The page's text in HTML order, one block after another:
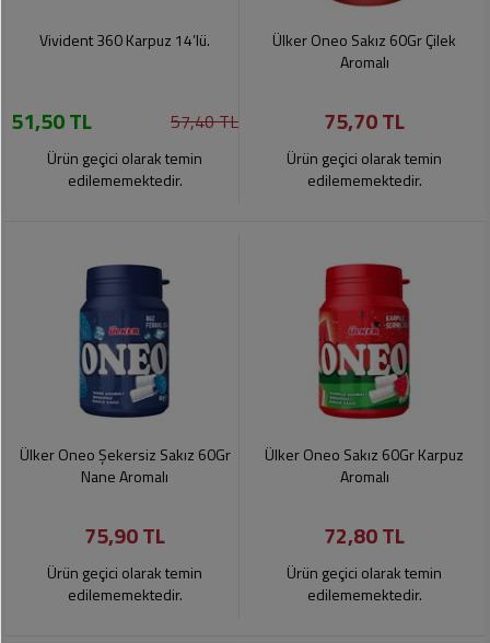
Vivident 360 Karpuz 14’lü.
51,50 TL 57,40 TL
Ürün geçici olarak temin
edilememektedir.
Ülker Oneo Sakız 60Gr Çilek
Aromalı
75,70 TL
Ürün geçici olarak temin
edilememektedir.
Ülker Oneo Şekersiz Sakız 60Gr
Nane Aromalı
75,90 TL
Ürün geçici olarak temin
edilememektedir.
Ülker Oneo Sakız 60Gr Karpuz
Aromalı
72,80 TL
Ürün geçici olarak temin
edilememektedir.